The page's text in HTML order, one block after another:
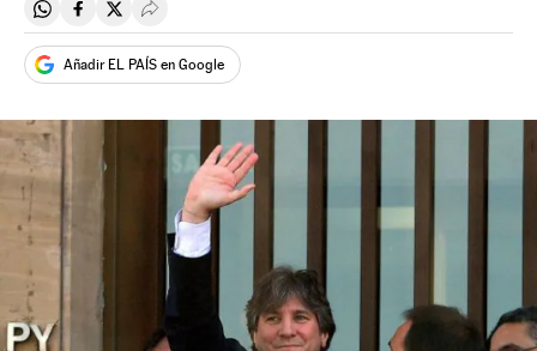
Compartir en Whatsapp
Compartir en Facebook
Compartir en Twitter
Desplegar Redes Sociales
Añadir EL PAÍS en Google